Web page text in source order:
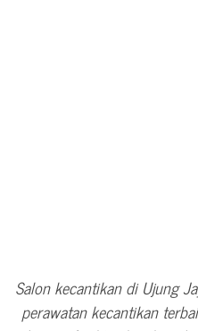
Salon kecantikan di Ujung
perawatan kecantikan